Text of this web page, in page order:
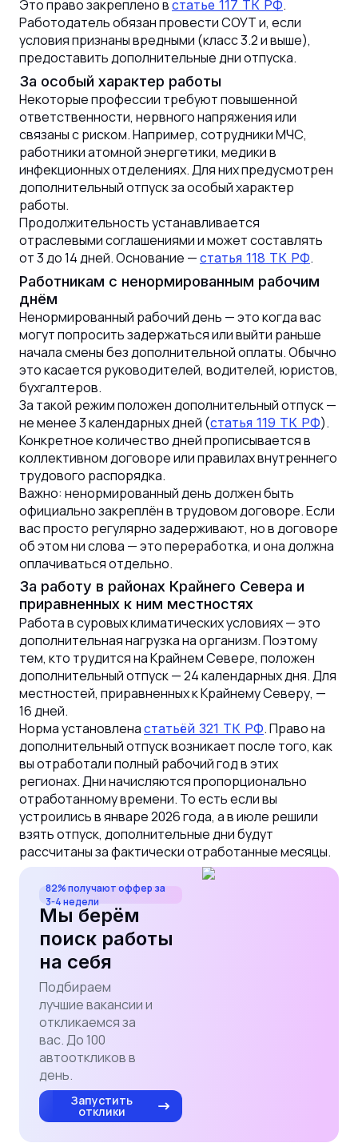
Это право закреплено в статье 117 ТК РФ.
Работодатель обязан провести СОУТ и, если
условия признаны вредными (класс 3.2 и выше),
предоставить дополнительные дни отпуска.
За особый характер работы
Некоторые профессии требуют повышенной
ответственности, нервного напряжения или
связаны с риском. Например, сотрудники МЧС,
работники атомной энергетики, медики в
инфекционных отделениях. Для них предусмотрен
дополнительный отпуск за особый характер
работы.
Продолжительность устанавливается
отраслевыми соглашениями и может составлять
от 3 до 14 дней. Основание — статья 118 ТК РФ.
Работникам с ненормированным рабочим
днём
Ненормированный рабочий день — это когда вас
могут попросить задержаться или выйти раньше
начала смены без дополнительной оплаты. Обычно
это касается руководителей, водителей, юристов,
бухгалтеров.
За такой режим положен дополнительный отпуск —
не менее 3 календарных дней (статья 119 ТК РФ).
Конкретное количество дней прописывается в
коллективном договоре или правилах внутреннего
трудового распорядка.
Важно: ненормированный день должен быть
официально закреплён в трудовом договоре. Если
вас просто регулярно задерживают, но в договоре
об этом ни слова — это переработка, и она должна
оплачиваться отдельно.
За работу в районах Крайнего Севера и
приравненных к ним местностях
Работа в суровых климатических условиях — это
дополнительная нагрузка на организм. Поэтому
тем, кто трудится на Крайнем Севере, положен
дополнительный отпуск — 24 календарных дня. Для
местностей, приравненных к Крайнему Северу, —
16 дней.
Норма установлена статьёй 321 ТК РФ. Право на
дополнительный отпуск возникает после того, как
вы отработали полный рабочий год в этих
регионах. Дни начисляются пропорционально
отработанному времени. То есть если вы
устроились в январе 2026 года, а в июле решили
взять отпуск, дополнительные дни будут
рассчитаны за фактически отработанные месяцы.
82% получают оффер за
3-4 недели
Мы берём
поиск работы
на себя
Подбираем
лучшие вакансии и
откликаемся за
вас. До 100
автооткликов в
день.
Запустить
отклики